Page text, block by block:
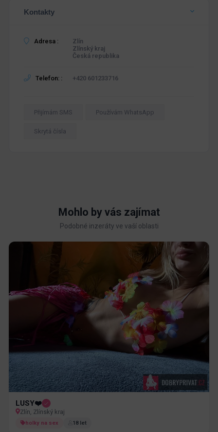
Kontakty
Adresa :
Zlín
Zlínský kraj
Česká republika
Telefon: : +420 601233716
Přijímám SMS Používám WhatsApp
Skrytá čísla
Mohlo by vás zajímat
Podobné inzeráty ve vaší oblasti
LUSY❤️
Zlín, Zlínský kraj
holky na sex 18 let